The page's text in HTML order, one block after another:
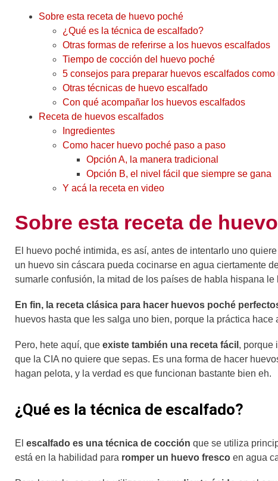
Sobre esta receta de huevo poché
¿Qué es la técnica de escalfado?
Otras formas de referirse a los huevos escalfados
Tiempo de cocción del huevo poché
5 consejos para preparar huevos escalfados como
Otras técnicas de huevo escalfado
Con qué acompañar los huevos escalfados
Receta de huevos escalfados
Ingredientes
Como hacer huevo poché paso a paso
Opción A, la manera tradicional
Opción B, el nivel fácil que siempre se gana
Y acá la receta en video
Sobre esta receta de
El huevo poché intimida, es así, antes de intentarlo uno
un huevo sin cáscara pueda cocinarse en agua ciertamente
sumarle confusión, la mitad de los países de habla hispana
En fin, la receta clásica para hacer huevos poché
huevos hasta que les salga uno bien, porque la práctica
Pero, hete aquí, que existe también una receta fácil , porque
que la CIA no quiere que sepas. Es una forma de hacer
hagan pelota, y la verdad es que funcionan bastante bien eh.
¿Qué es la técnica de escalfado?
El escalfado es una técnica de cocción que se utiliza
está en la habilidad para romper un huevo fresco en agua